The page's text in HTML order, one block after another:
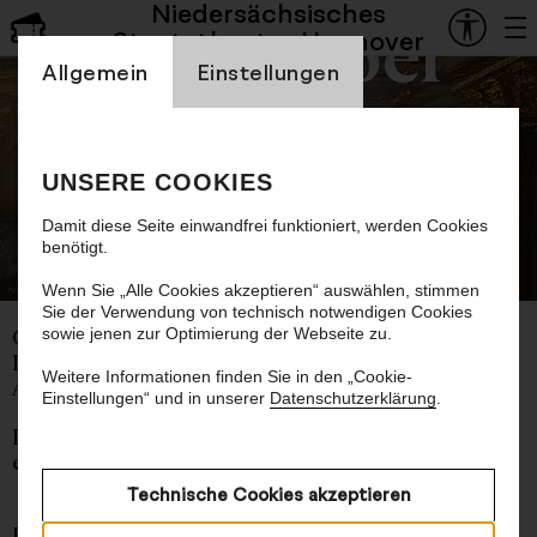
Einstellung Cookienbanner
Allgemein
Einstellungen
UNSERE COOKIES
Damit diese Seite einwandfrei funktioniert, werden Cookies
benötigt.
Wenn Sie „Alle Cookies akzeptieren“ auswählen, stimmen
Sie der Verwendung von technisch notwendigen Cookies
sowie jenen zur Optimierung der Webseite zu.
Weitere Informationen finden Sie in den „Cookie-
Einstellungen“ und in unserer Datenschutzerklärung
Technische Cookies akzeptieren
Niedersächsisches
Staatstheater Hannover
Staatsoper
Pique Dame
Oper von Pjotr Tschaikowski
Libretto von Modest Tschaikowski nach
Alexander Puschkin
In russischer Sprache mit deutschen und
englischen Übertiteln